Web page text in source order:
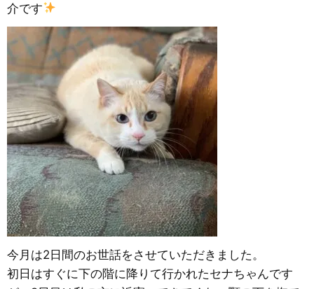
介です
今月は2日間のお世話をさせていただきました。
初日はすぐに下の階に降りて行かれたセナちゃんです